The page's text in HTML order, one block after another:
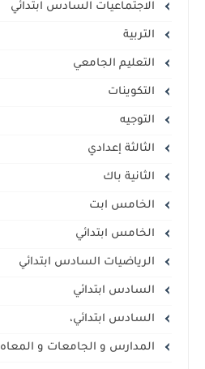
الاجتماعيات السادس ابتدائي
التربية
التعليم الجامعي
التكوينات
التوجيه
الثالثة إعدادي
الثانية باك
الخامس ابت
الخامس ابتدائي
الرياضيات السادس ابتدائي
السادس ابتدائي
السادس ابتدائي،
المدارس و الجامعات و المعاه